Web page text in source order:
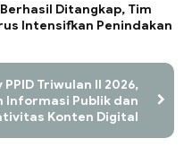
Ditangkap, Tim
Intensifkan Penindakan
Triwulan II 2026,
Informasi Publik dan
Konten Digital